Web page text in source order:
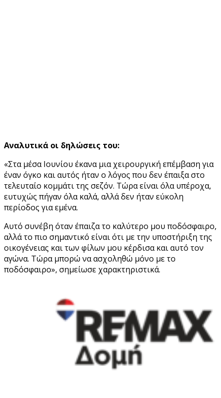
Αναλυτικά οι δηλώσεις του:
«Στα μέσα Ιουνίου έκανα μια χειρουργική επέμβαση για
έναν όγκο και αυτός ήταν ο λόγος που δεν έπαιξα στο
τελευταίο κομμάτι της σεζόν. Τώρα είναι όλα υπέροχα,
ευτυχώς πήγαν όλα καλά, αλλά δεν ήταν εύκολη
περίοδος για εμένα.
Αυτό συνέβη όταν έπαιζα το καλύτερο μου ποδόσφαιρο,
αλλά το πιο σημαντικό είναι ότι με την υποστήριξη της
οικογένειας και των φίλων μου κέρδισα και αυτό τον
αγώνα. Τώρα μπορώ να ασχοληθώ μόνο με το
ποδόσφαιρο», σημείωσε χαρακτηριστικά.